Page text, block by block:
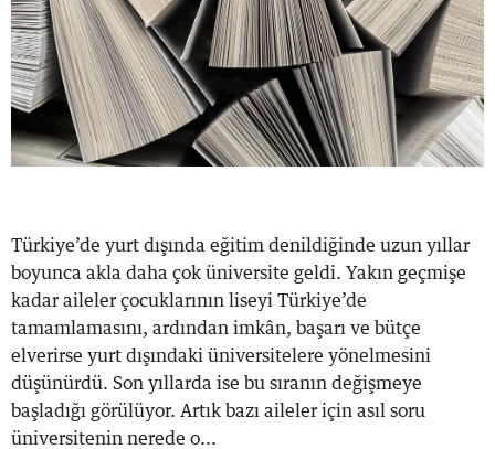
Türkiye’de yurt dışında eğitim denildiğinde uzun yıllar
boyunca akla daha çok üniversite geldi. Yakın geçmişe
kadar aileler çocuklarının liseyi Türkiye’de
tamamlamasını, ardından imkân, başarı ve bütçe
elverirse yurt dışındaki üniversitelere yönelmesini
düşünürdü. Son yıllarda ise bu sıranın değişmeye
başladığı görülüyor. Artık bazı aileler için asıl soru
üniversitenin nerede o...